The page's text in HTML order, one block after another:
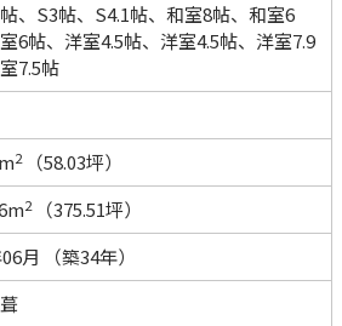
、S3帖、S4.1帖、和室8帖、和室6
6帖、洋室4.5帖、洋室4.5帖、洋室7.9
7.5帖
2
（58.03坪）
2
（375.51坪）
月
（築34年）